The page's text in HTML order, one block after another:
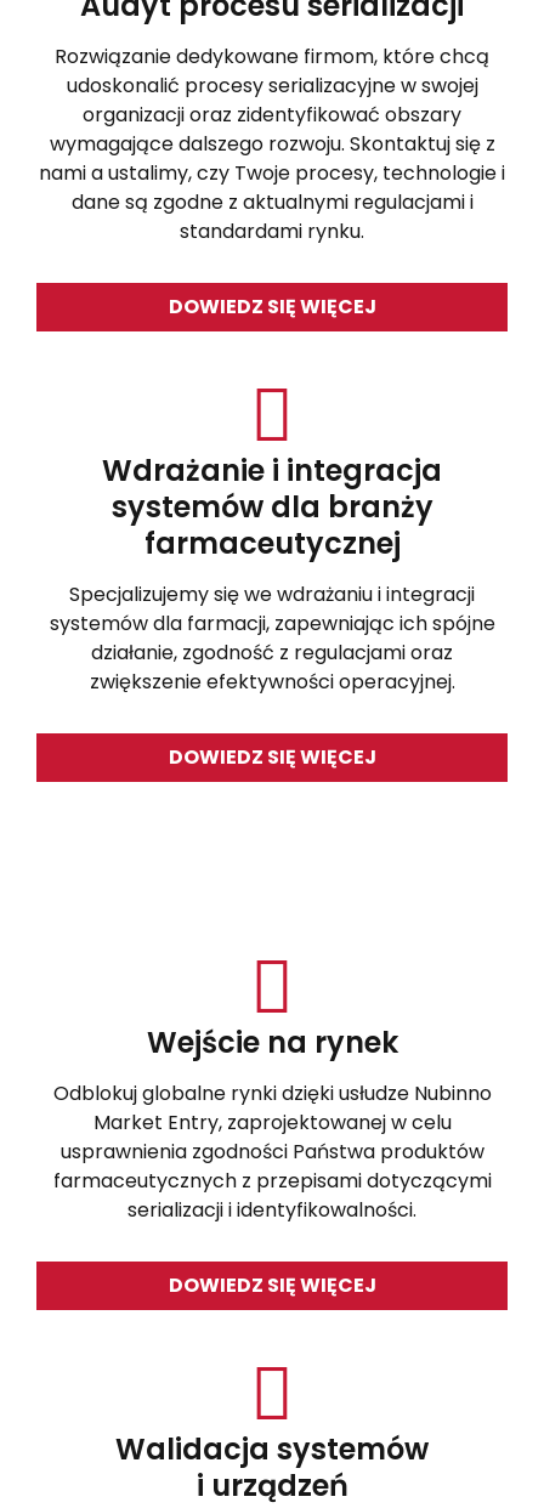
Rozwiązanie dedykowane firmom, które chcą
udoskonalić procesy serializacyjne w swojej
organizacji oraz zidentyfikować obszary
wymagające dalszego rozwoju. Skontaktuj się z
nami a ustalimy, czy Twoje procesy, technologie i
dane są zgodne z aktualnymi regulacjami i
standardami rynku.
DOWIEDZ SIĘ WIĘCEJ
Wdrażanie i integracja
systemów dla branży
farmaceutycznej
Specjalizujemy się we wdrażaniu i integracji
systemów dla farmacji, zapewniając ich spójne
działanie, zgodność z regulacjami oraz
zwiększenie efektywności operacyjnej.
DOWIEDZ SIĘ WIĘCEJ
Wejście na rynek
Odblokuj globalne rynki dzięki usłudze Nubinno
Market Entry, zaprojektowanej w celu
usprawnienia zgodności Państwa produktów
farmaceutycznych z przepisami dotyczącymi
serializacji i identyfikowalności.
DOWIEDZ SIĘ WIĘCEJ
Walidacja systemów
i urządzeń